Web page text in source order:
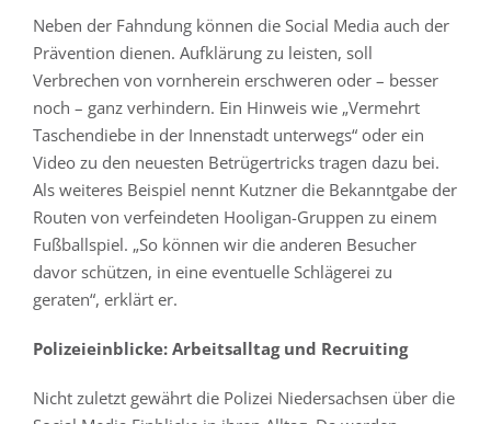
Neben der Fahndung können die Social Media auch der
Prävention dienen. Aufklärung zu leisten, soll
Verbrechen von vornherein erschweren oder – besser
noch – ganz verhindern. Ein Hinweis wie „Vermehrt
Taschendiebe in der Innenstadt unterwegs“ oder ein
Video zu den neuesten Betrügertricks tragen dazu bei.
Als weiteres Beispiel nennt Kutzner die Bekanntgabe der
Routen von verfeindeten Hooligan-Gruppen zu einem
Fußballspiel. „So können wir die anderen Besucher
davor schützen, in eine eventuelle Schlägerei zu
geraten“, erklärt er.
Polizeieinblicke: Arbeitsalltag und Recruiting
Nicht zuletzt gewährt die Polizei Niedersachsen über die